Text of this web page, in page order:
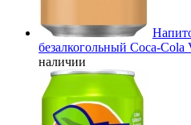
безалкогольный Coca-
наличии